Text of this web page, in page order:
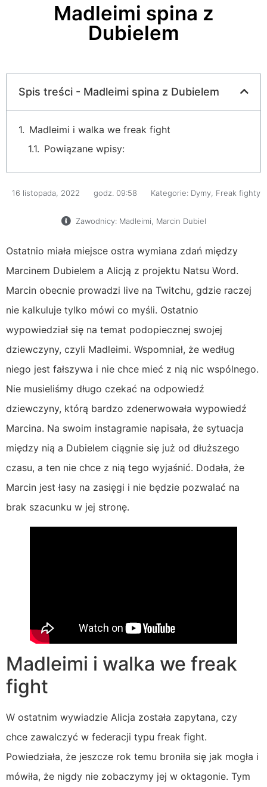
Madleimi spina z
Dubielem
Spis treści - Madleimi spina z Dubielem
Madleimi i walka we freak fight
Powiązane wpisy:
16 listopada, 2022 godz. 09:58 Kategorie: Dymy, Freak fighty
Zawodnicy: Madleimi Marcin Dubiel
Ostatnio miała miejsce ostra wymiana zdań między
Marcinem Dubielem a Alicją z projektu Natsu Word.
Marcin obecnie prowadzi live na Twitchu, gdzie raczej
nie kalkuluje tylko mówi co myśli. Ostatnio
wypowiedział się na temat podopiecznej swojej
dziewczyny, czyli Madleimi. Wspomniał, że według
niego jest fałszywa i nie chce mieć z nią nic wspólnego.
Nie musieliśmy długo czekać na odpowiedź
dziewczyny, którą bardzo zdenerwowała wypowiedź
Marcina. Na swoim instagramie napisała, że sytuacja
między nią a Dubielem ciągnie się już od dłuższego
czasu, a ten nie chce z nią tego wyjaśnić. Dodała, że
Marcin jest łasy na zasięgi i nie będzie pozwalać na
brak szacunku w jej stronę.
Madleimi i walka we freak
fight
W ostatnim wywiadzie Alicja została zapytana, czy
chce zawalczyć w federacji typu freak fight.
Powiedziała, że jeszcze rok temu broniła się jak mogła i
mówiła, że nigdy nie zobaczymy jej w oktagonie. Tym